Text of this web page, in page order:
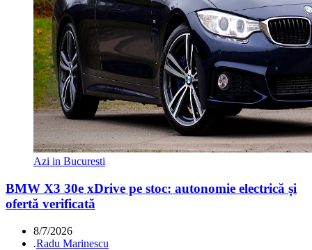
Azi in Bucuresti
BMW X3 30e xDrive pe stoc: autonomie electrică și
ofertă verificată
8/7/2026
.Radu Marinescu